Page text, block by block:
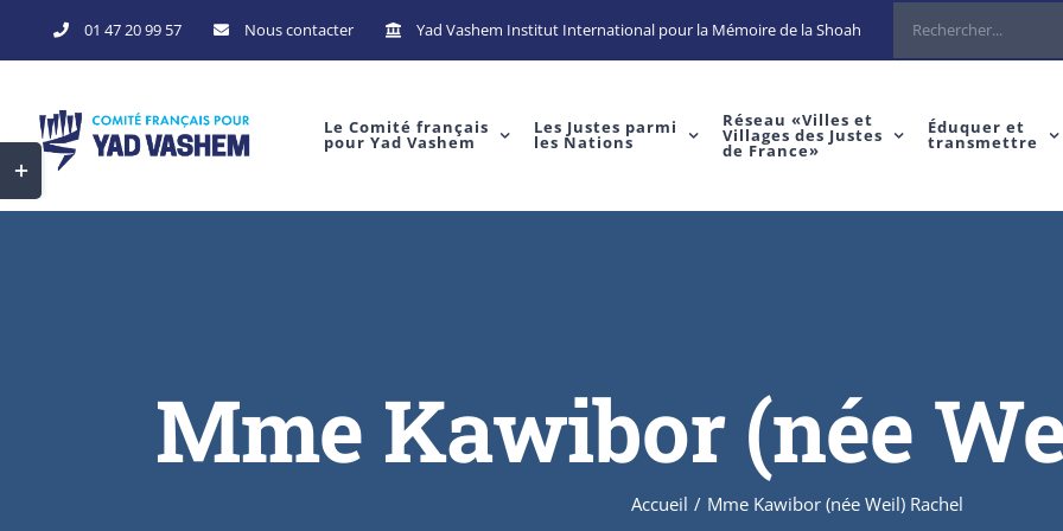
to
01 47 20 99 57 Nous contacter Yad Vashem Institut International pour la Mémoire de la Shoah Rechercher
Le Comité français
pour Yad Vashem
Les Justes parmi
les Nations
Réseau «Villes et
Villages des Justes
de France»
Éduquer et
transmettre
Mme Kawibor (née
Accueil / Mme Kawibor (née Weil) Rachel
Toggle
Sliding